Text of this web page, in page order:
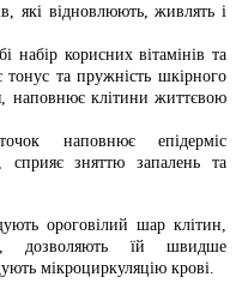
які відновлюють, живлять і
набір корисних вітамінів та
тонус та пружність шкірного
наповнює клітини життєвою
наповнює епідерміс
сприяє зняттю запалень та
ороговілий шар клітин,
дозволяють їй швидше
мікроциркуляцію крові.